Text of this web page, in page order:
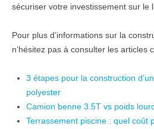
sécuriser votre investissement sur le
Pour plus d’informations sur la
n’hésitez pas à consulter les articles
3 étapes pour la construction
polyester
Camion benne 3.5T vs poids
Terrassement piscine : quel coût